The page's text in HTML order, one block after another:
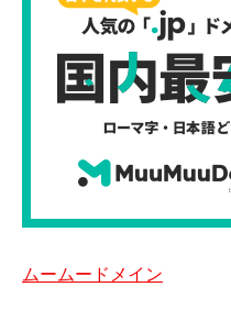
ムームードメイン